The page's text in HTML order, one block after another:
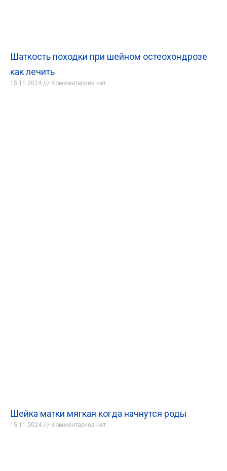
Шаткость походки при шейном остеохондрозе
как лечить
15.11.2024 Комментариев нет
Шейка матки мягкая когда начнутся роды
15.11.2024 Комментариев нет